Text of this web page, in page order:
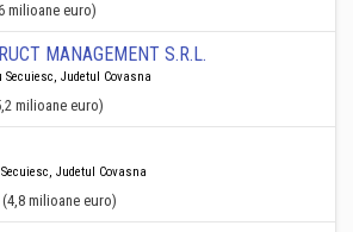
milioane euro)
MANAGEMENT S.R.L.
Secuiesc, Judetul Covasna
milioane euro)
Secuiesc, Judetul Covasna
(4,8 milioane euro)